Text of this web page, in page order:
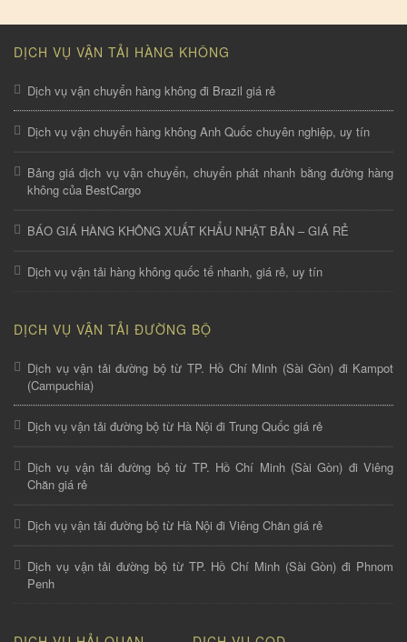
DỊCH VỤ VẬN TẢI HÀNG KHÔNG
Dịch vụ vận chuyển hàng không đi Brazil giá rẻ
Dịch vụ vận chuyển hàng không Anh Quốc chuyên nghiệp, uy tín
Bảng giá dịch vụ vận chuyển, chuyển phát nhanh bằng đường hàng
không của BestCargo
BÁO GIÁ HÀNG KHÔNG XUẤT KHẨU NHẬT BẢN – GIÁ RẺ
Dịch vụ vận tải hàng không quốc tế nhanh, giá rẻ, uy tín
DỊCH VỤ VẬN TẢI ĐƯỜNG BỘ
Dịch vụ vận tải đường bộ từ TP. Hồ Chí Minh (Sài Gòn) đi Kampot
(Campuchia)
Dịch vụ vận tải đường bộ từ Hà Nội đi Trung Quốc giá rẻ
Dịch vụ vận tải đường bộ từ TP. Hồ Chí Minh (Sài Gòn) đi Viêng
Chăn giá rẻ
Dịch vụ vận tải đường bộ từ Hà Nội đi Viêng Chăn giá rẻ
Dịch vụ vận tải đường bộ từ TP. Hồ Chí Minh (Sài Gòn) đi Phnom
Penh